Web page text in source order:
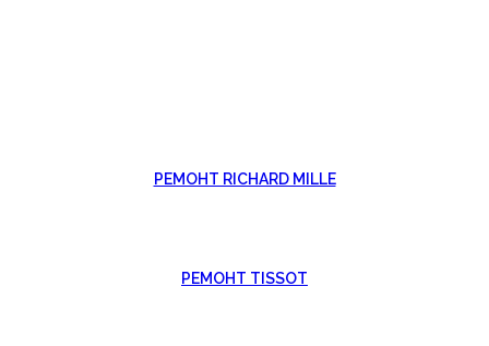
РЕМОНТ RICHARD MILLE
РЕМОНТ TISSOT